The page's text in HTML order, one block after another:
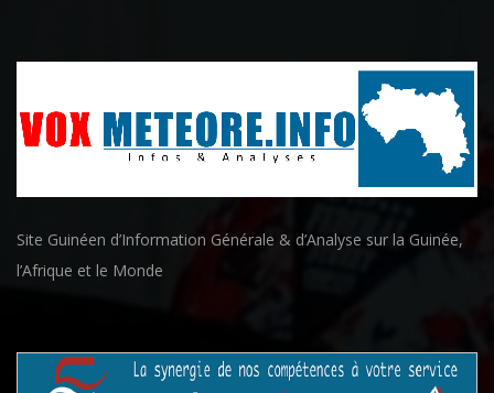
Site Guinéen d’Information Générale & d’Analyse sur la Guinée,
l’Afrique et le Monde